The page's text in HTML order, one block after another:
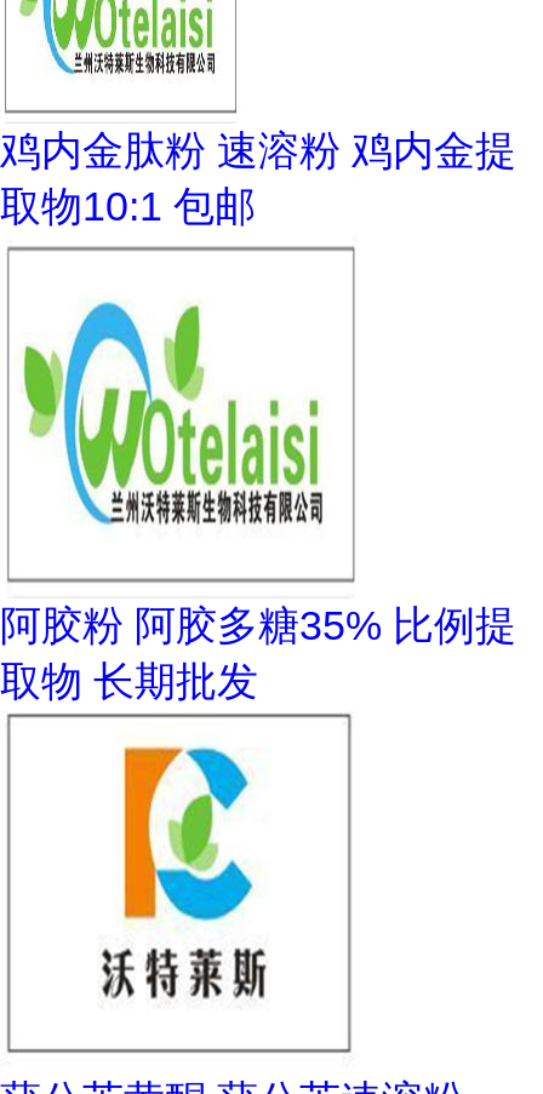
鸡内金肽粉 速溶粉 鸡内金提
取物10:1 包邮
阿胶粉 阿胶多糖35% 比例提
取物 长期批发